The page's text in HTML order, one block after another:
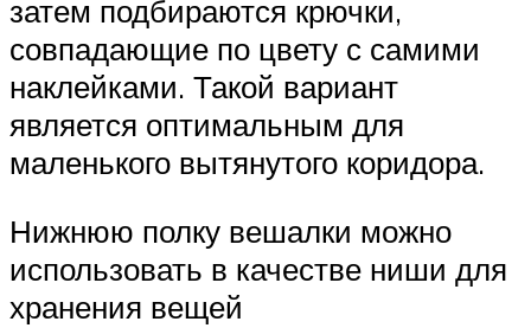
затем подбираются крючки,
совпадающие по цвету с самими
наклейками. Такой вариант
является оптимальным для
маленького вытянутого коридора.
Нижнюю полку вешалки можно
использовать в качестве ниши для
хранения вещей